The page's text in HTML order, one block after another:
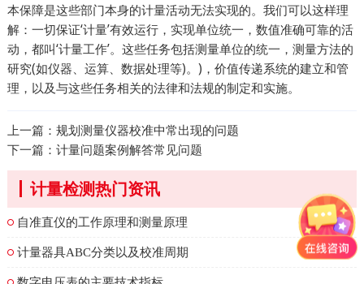
本保障是这些部门本身的计量活动无法实现的。我们可以这样理
解：一切保证‘计量’有效运行，实现单位统一，数值准确可靠的活
动，都叫‘计量工作’。这些任务包括测量单位的统一，测量方法的
研究(如仪器、运算、数据处理等)。)，价值传递系统的建立和管
理，以及与这些任务相关的法律和法规的制定和实施。
上一篇： 规划测量仪器校准中常出现的问题
下一篇： 计量问题案例解答常见问题
计量检测热门资讯
自准直仪的工作原理和测量原理
计量器具ABC分类以及校准周期